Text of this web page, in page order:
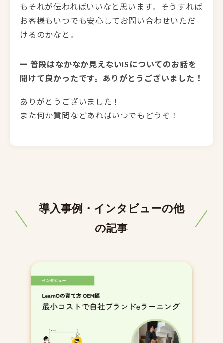
もそれが伝わればいいなと思います。そうすれば
お客様もいつでも安心してお問い合わせいただ
けるのかなと。
ー 普段はなかなか見えないISについてのお話を
聞けて良かったです。ありがとうございました！
ありがとうございました！
また何か質問などあればいつでもどうぞ！
導入事例・インタビューの他
の記事